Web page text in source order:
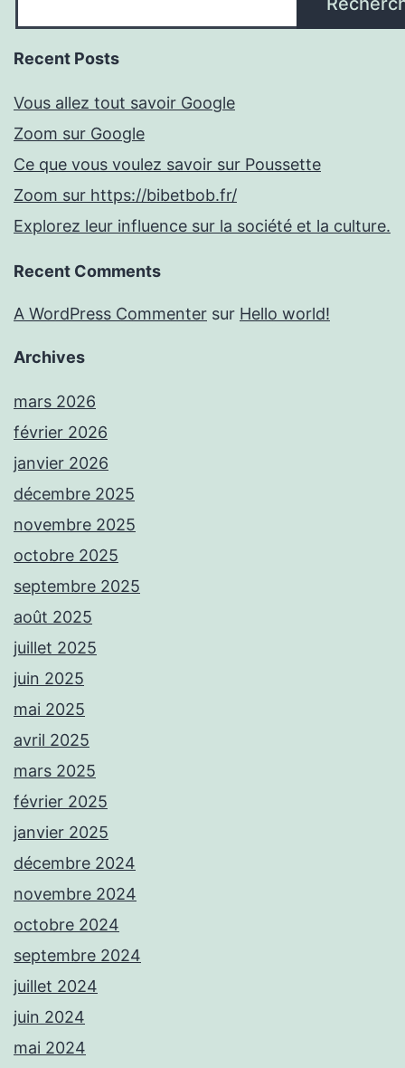
Recent Posts
Vous allez tout savoir Google
Zoom sur Google
Ce que vous voulez savoir sur Poussette
Zoom sur https://bibetbob.fr/
Explorez leur influence sur la société et la culture.
Recent Comments
A WordPress Commenter sur Hello world!
Archives
mars 2026
février 2026
janvier 2026
décembre 2025
novembre 2025
octobre 2025
septembre 2025
août 2025
juillet 2025
juin 2025
mai 2025
avril 2025
mars 2025
février 2025
janvier 2025
décembre 2024
novembre 2024
octobre 2024
septembre 2024
juillet 2024
juin 2024
mai 2024